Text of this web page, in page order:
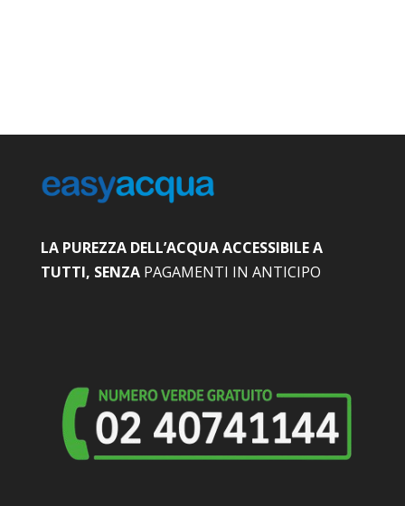
LA PUREZZA DELL’ACQUA ACCESSIBILE A
TUTTI, SENZAPAGAMENTI IN ANTICIPO